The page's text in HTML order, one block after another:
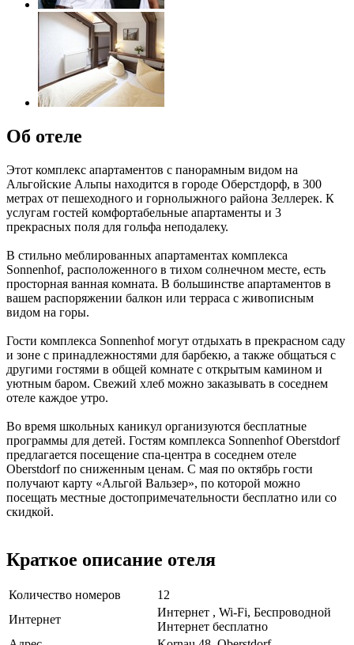
Об отеле
Этот комплекс апартаментов с панорамным видом на
Альгойские Альпы находится в городе Оберстдорф, в 300
метрах от пешеходного и горнолыжного района Зеллерек. К
услугам гостей комфортабельные апартаменты и 3
прекрасных поля для гольфа неподалеку.
В стильно меблированных апартаментах комплекса
Sonnenhof, расположенного в тихом солнечном месте, есть
просторная ванная комната. В большинстве апартаментов в
вашем распоряжении балкон или терраса с живописным
видом на горы.
Гости комплекса Sonnenhof могут отдыхать в прекрасном саду
и зоне с принадлежностями для барбекю, а также общаться с
другими гостями в общей комнате с открытым камином и
уютным баром. Свежий хлеб можно заказывать в соседнем
отеле каждое утро.
Во время школьных каникул организуются бесплатные
программы для детей. Гостям комплекса Sonnenhof Oberstdorf
предлагается посещение спа-центра в соседнем отеле
Oberstdorf по сниженным ценам. С мая по октябрь гости
получают карту «Альгой Вальзер», по которой можно
посещать местные достопримечательности бесплатно или со
скидкой.
Краткое описание отеля
Количество номеров
12
Интернет
Интернет , Wi-Fi, Беспроводной
Интернет бесплатно